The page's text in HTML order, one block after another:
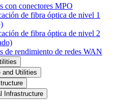
con conectores MPO
de fibra óptica de nivel 1
de fibra óptica de nivel 2
de rendimiento de redes WAN
and Utilities
Infrastructure